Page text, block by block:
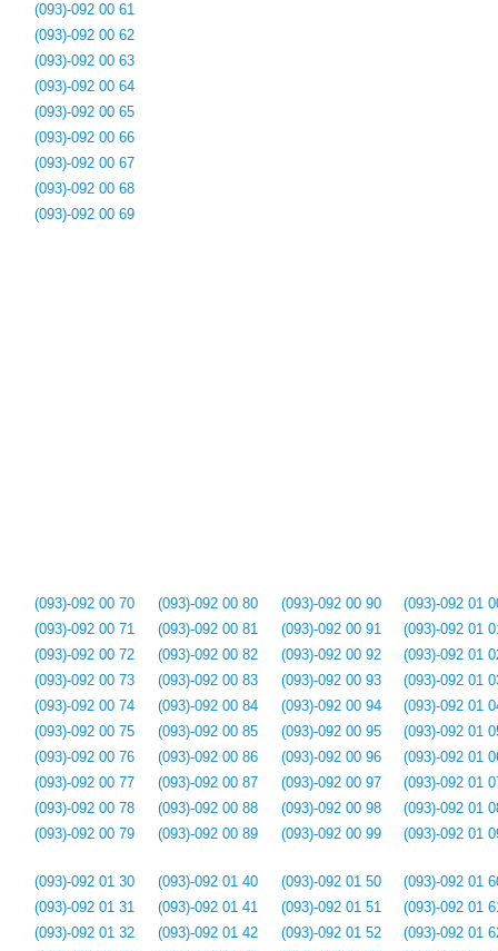
(093)-092 00 61
(093)-092 00 62
(093)-092 00 63
(093)-092 00 64
(093)-092 00 65
(093)-092 00 66
(093)-092 00 67
(093)-092 00 68
(093)-092 00 69
(093)-092 00 70
(093)-092 00 71
(093)-092 00 72
(093)-092 00 73
(093)-092 00 74
(093)-092 00 75
(093)-092 00 76
(093)-092 00 77
(093)-092 00 78
(093)-092 00 79
(093)-092 00 80
(093)-092 00 81
(093)-092 00 82
(093)-092 00 83
(093)-092 00 84
(093)-092 00 85
(093)-092 00 86
(093)-092 00 87
(093)-092 00 88
(093)-092 00 89
(093)-092 00 90
(093)-092 00 91
(093)-092 00 92
(093)-092 00 93
(093)-092 00 94
(093)-092 00 95
(093)-092 00 96
(093)-092 00 97
(093)-092 00 98
(093)-092 00 99
(093)-092 01
(093)-092 01
(093)-092 01
(093)-092 01
(093)-092 01
(093)-092 01
(093)-092 01
(093)-092 01
(093)-092 01
(093)-092 01
(093)-092 01 30
(093)-092 01 31
(093)-092 01 32
(093)-092 01 40
(093)-092 01 41
(093)-092 01 42
(093)-092 01 50
(093)-092 01 51
(093)-092 01 52
(093)-092 01
(093)-092 01
(093)-092 01